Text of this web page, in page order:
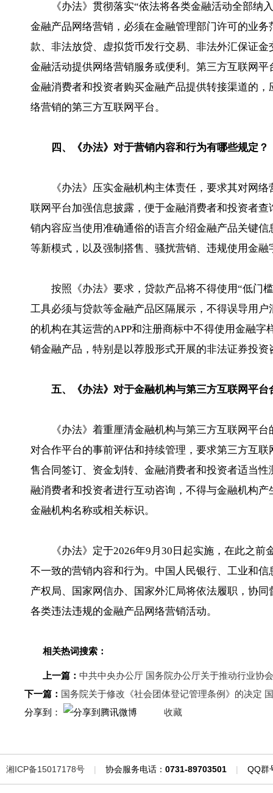
《办法》贯彻落实“依法将各类金融活动全部
金融产品网络营销，必须在金融管理部门许可的业
款、非法放贷、虚拟货币发行交易、非法外汇保证
金融活动提供网络营销服务或便利。第三方互联网
金融消费者和投资者购买金融产品提供转接渠道的
络营销的第三方互联网平台。
四、《办法》对于营销内容和行为有哪些规定？
《办法》压实金融机构主体责任，要求其对网
联网平台加强信息披露，便于金融消费者和投资者
销内容应当使用准确通俗的语言介绍金融产品关键
等新模式，以及强制搭售、骚扰营销、违规使用金
按照《办法》要求，贷款产品将不得使用“低门
工具必须与贷款等金融产品区隔展示，不得误导用
的机构在其运营的APP和注册商标中不得使用金融
销金融产品，特别是以荐股形式开展的非法证券投资
五、《办法》对于金融机构与第三方互联网平台
《办法》着重厘清金融机构与第三方互联网平
对合作平台的事前评估和持续管理，要求第三方互
售合同签订、资金划转、金融消费者和投资者适当
融消费者和投资者进行互动咨询，不得与金融机构
金融机构名称或相关标识。
《办法》定于2026年9月30日起实施，在此之
不一致的营销内容和行为。中国人民银行、工业和
产权局、国家网信办、国家外汇局将依法履职，协
各类违法违规的金融产品网络营销活动。
相关热词搜索：
上一篇： 中共中央办公厅 国务院办公厅关于推动行业协
下一篇： 国务院关于修改《社会团体登记管理条例》的决定
分享到：
收藏
湘ICP备15017178号 | 协会服务电话： 0731-89703501 | QQ群